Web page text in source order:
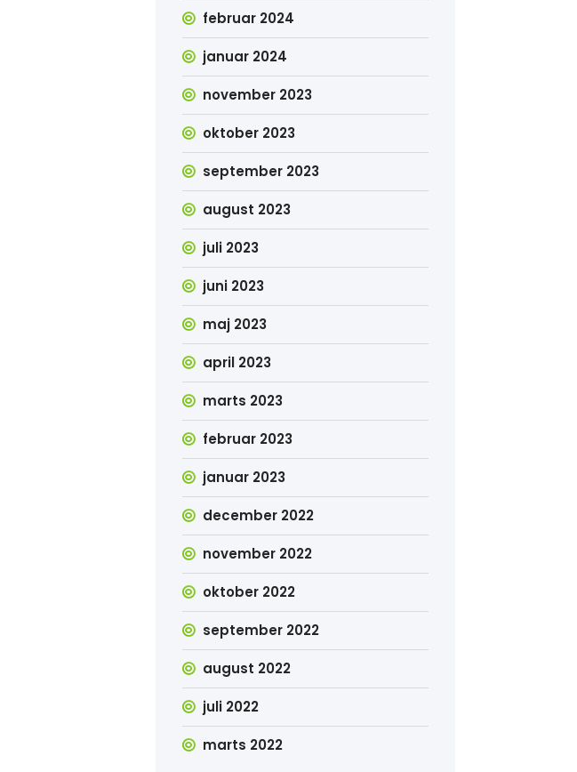
februar 2024
januar 2024
november 2023
oktober 2023
september 2023
august 2023
juli 2023
juni 2023
maj 2023
april 2023
marts 2023
februar 2023
januar 2023
december 2022
november 2022
oktober 2022
september 2022
august 2022
juli 2022
marts 2022